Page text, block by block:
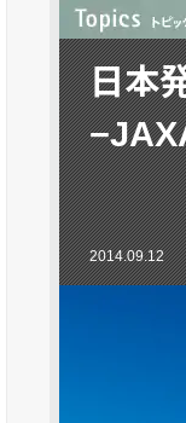
日本
2014.09.12